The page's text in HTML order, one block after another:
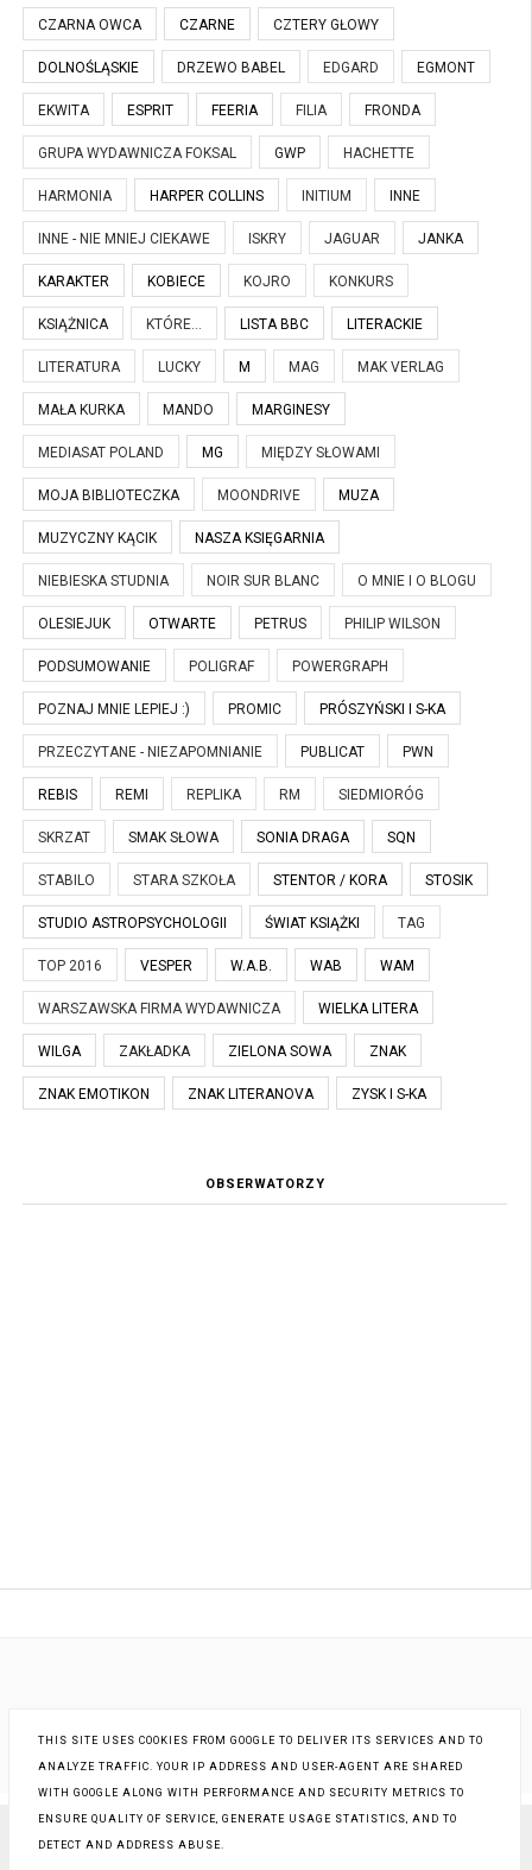
CZARNA OWCA CZARNE CZTERY GŁOWY
DOLNOŚLĄSKIE DRZEWO BABEL EDGARD EGMONT
EKWITA ESPRIT FEERIA FILIA FRONDA
GRUPA WYDAWNICZA FOKSAL GWP HACHETTE
HARMONIA HARPER COLLINS INITIUM INNE
INNE - NIE MNIEJ CIEKAWE ISKRY JAGUAR JANKA
KARAKTER KOBIECE KOJRO KONKURS
KSIĄŻNICA KTÓRE... LISTA BBC LITERACKIE
LITERATURA LUCKY M MAG MAK VERLAG
MAŁA KURKA MANDO MARGINESY
MEDIASAT POLAND MG MIĘDZY SŁOWAMI
MOJA BIBLIOTECZKA MOONDRIVE MUZA
MUZYCZNY KĄCIK NASZA KSIĘGARNIA
NIEBIESKA STUDNIA NOIR SUR BLANC O MNIE I O BLOGU
OLESIEJUK OTWARTE PETRUS PHILIP WILSON
PODSUMOWANIE POLIGRAF POWERGRAPH
POZNAJ MNIE LEPIEJ :) PROMIC PRÓSZYŃSKI I S-KA
PRZECZYTANE - NIEZAPOMNIANIE PUBLICAT PWN
REBIS REMI REPLIKA RM SIEDMIORÓG
SKRZAT SMAK SŁOWA SONIA DRAGA SQN
STABILO STARA SZKOŁA STENTOR / KORA STOSIK
STUDIO ASTROPSYCHOLOGII ŚWIAT KSIĄŻKI TAG
TOP 2016 VESPER W.A.B. WAB WAM
WARSZAWSKA FIRMA WYDAWNICZA WIELKA LITERA
WILGA ZAKŁADKA ZIELONA SOWA ZNAK
ZNAK EMOTIKON ZNAK LITERANOVA ZYSK I S-KA
OBSERWATORZY
COPYRIGHT © KSIĄŻKI - INNA RZECZYWISTOŚĆ
THIS SITE USES COOKIES FROM GOOGLE TO DELIVER ITS SERVICES AND TO
ANALYZE TRAFFIC. YOUR IP ADDRESS AND USER-AGENT ARE SHARED
WITH GOOGLE ALONG WITH PERFORMANCE AND SECURITY METRICS TO
ENSURE QUALITY OF SERVICE, GENERATE USAGE STATISTICS, AND TO
DETECT AND ADDRESS ABUSE.